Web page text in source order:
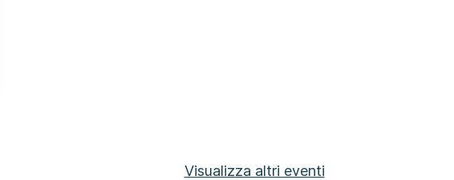
Visualizza altri eventi